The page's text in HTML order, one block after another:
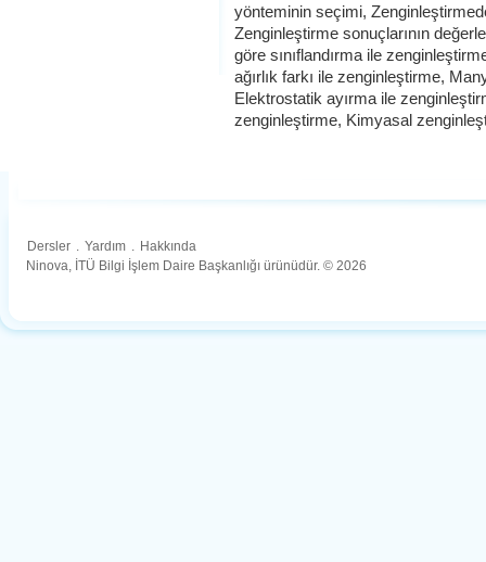
yönteminin seçimi,
Zenginleştirme sonuçlarının
göre sınıflandırma ile
ağırlık farkı ile zenginleştirme,
Elektrostatik ayırma ile
zenginleştirme, Kimyasal
Dersler . Yardım . Hakkında
Ninova, İTÜ Bilgi İşlem Daire Başkanlığı ürünüdür. © 2026